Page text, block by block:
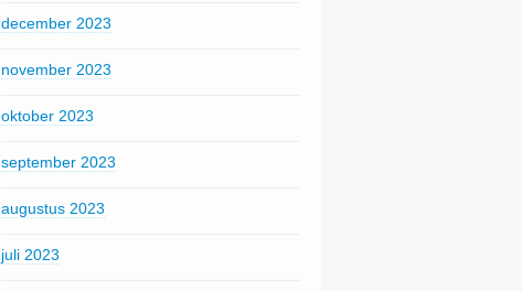
december 2023
november 2023
oktober 2023
september 2023
augustus 2023
juli 2023